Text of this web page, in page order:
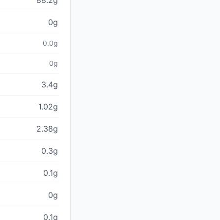
0g
0.0g
0g
3.4g
1.02g
2.38g
0.3g
0.1g
0g
0.1g